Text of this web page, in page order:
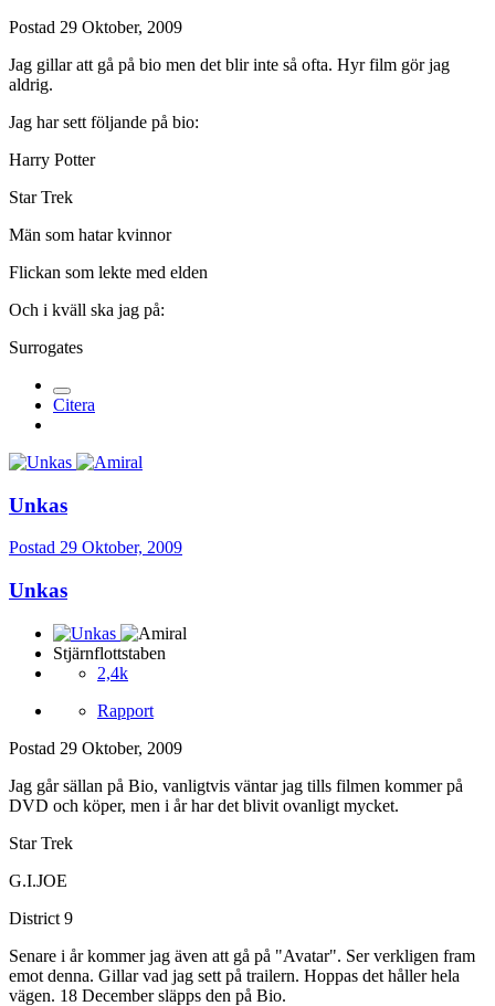
Postad 29 Oktober, 2009
Jag gillar att gå på bio men det blir inte så ofta. Hyr film gör jag
aldrig.
Jag har sett följande på bio:
Harry Potter
Star Trek
Män som hatar kvinnor
Flickan som lekte med elden
Och i kväll ska jag på:
Surrogates
Citera
Unkas
Postad 29 Oktober, 2009
Unkas
Stjärnflottstaben
2,4k
Rapport
Postad 29 Oktober, 2009
Jag går sällan på Bio, vanligtvis väntar jag tills filmen kommer på
DVD och köper, men i år har det blivit ovanligt mycket.
Star Trek
G.I.JOE
District 9
Senare i år kommer jag även att gå på "Avatar". Ser verkligen fram
emot denna. Gillar vad jag sett på trailern. Hoppas det håller hela
vägen. 18 December släpps den på Bio.